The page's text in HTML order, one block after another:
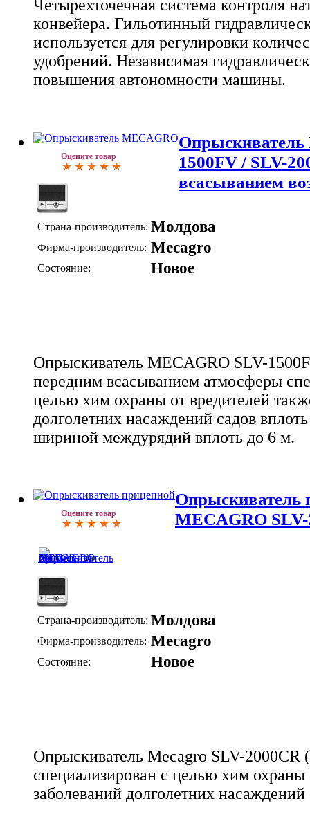
Четырехточечная система контроля
конвейера. Гильотинный
используется для регулировки
удобрений. Независимая
повышения автономности машины.
Оцените товар
1500FV / SLV-
всасыванием
Страна-производитель: Молдова
Фирма-производитель: Mecagro
Состояние: Новое
Опрыскиватель MECAGRO SLV-
передним всасыванием атмосферы
целью хим охраны от вредителей
долголетних насаждений садов
шириной междурядий вплоть до 6 м.
Оцените товар
Опрыскиватель
MECAGRO
Страна-производитель: Молдова
Фирма-производитель: Mecagro
Состояние: Новое
Опрыскиватель Mecagro SLV-
специализирован с целью хим охраны
заболеваний долголетних насаждений